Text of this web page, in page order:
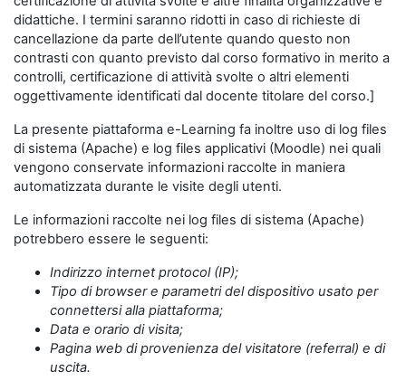
didattiche. I termini saranno ridotti in caso di richieste di
cancellazione da parte dell’utente quando questo non
contrasti con quanto previsto dal corso formativo in merito a
controlli, certificazione di attività svolte o altri elementi
oggettivamente identificati dal docente titolare del corso.]
La presente piattaforma e-Learning fa inoltre uso di log files
di sistema (Apache) e log files applicativi (Moodle) nei quali
vengono conservate informazioni raccolte in maniera
automatizzata durante le visite degli utenti.
Le informazioni raccolte nei log files di sistema (Apache)
potrebbero essere le seguenti:
Indirizzo internet protocol (IP);
Tipo di browser e parametri del dispositivo usato per
connettersi alla piattaforma;
Data e orario di visita;
Pagina web di provenienza del visitatore (referral) e di
uscita.